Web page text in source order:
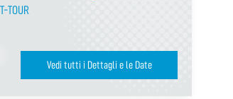
TOUR
Vedi tutti i Dettagli e le Date